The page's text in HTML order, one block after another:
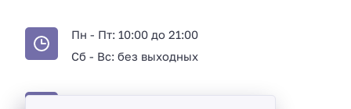
Пн - Пт: 10:00 до 21:00
Сб - Вс: без выходных